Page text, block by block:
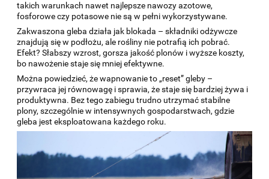
takich warunkach nawet najlepsze nawozy azotowe,
fosforowe czy potasowe nie są w pełni wykorzystywane.
Zakwaszona gleba działa jak blokada – składniki odżywcze
znajdują się w podłożu, ale rośliny nie potrafią ich pobrać.
Efekt? Słabszy wzrost, gorsza jakość plonów i wyższe koszty,
bo nawożenie staje się mniej efektywne.
Można powiedzieć, że wapnowanie to „reset” gleby –
przywraca jej równowagę i sprawia, że staje się bardziej żywa i
produktywna. Bez tego zabiegu trudno utrzymać stabilne
plony, szczególnie w intensywnych gospodarstwach, gdzie
gleba jest eksploatowana każdego roku.